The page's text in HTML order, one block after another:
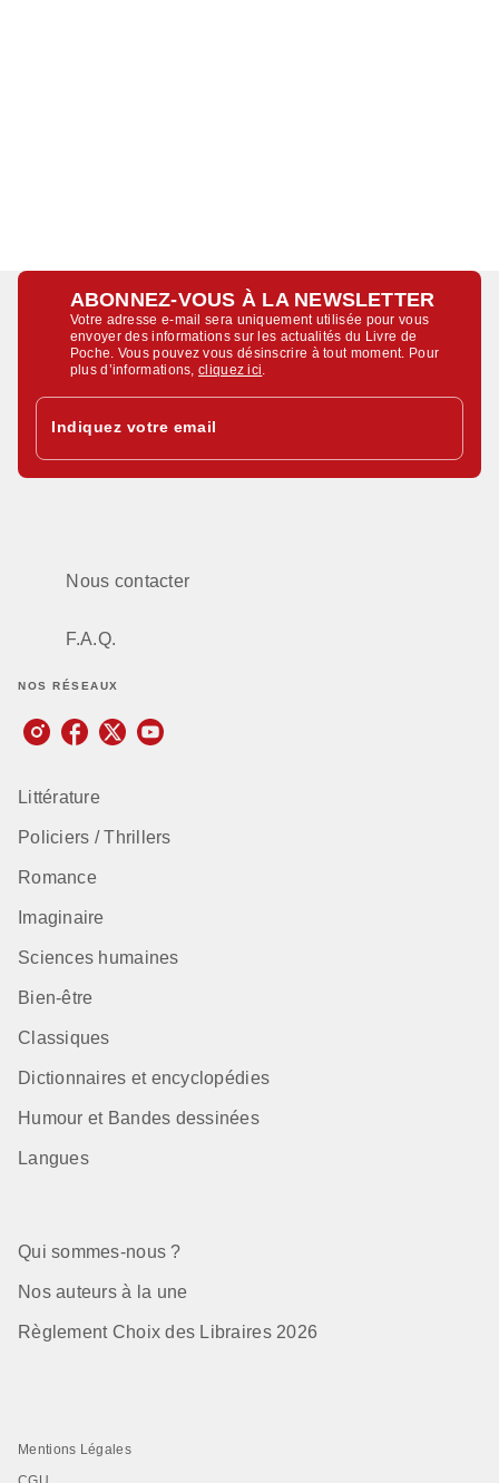
ABONNEZ-VOUS À LA NEWSLETTER
Votre adresse e-mail sera uniquement utilisée pour vous
envoyer des informations sur les actualités du Livre de
Poche. Vous pouvez vous désinscrire à tout moment. Pour
plus d’informations,cliquez ici
Indiquez votre email
Nous contacter
F.A.Q.
NOS RÉSEAUX
Littérature
Policiers / Thrillers
Romance
Imaginaire
Sciences humaines
Bien-être
Classiques
Dictionnaires et encyclopédies
Humour et Bandes dessinées
Langues
Qui sommes-nous ?
Nos auteurs à la une
Règlement Choix des Libraires 2026
Mentions Légales